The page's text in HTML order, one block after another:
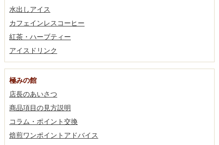
水出しアイス
カフェインレスコーヒー
紅茶・ハーブティー
アイスドリンク
極みの館
店長のあいさつ
商品項目の見方説明
コラム・ポイント交換
焙煎ワンポイントアドバイス